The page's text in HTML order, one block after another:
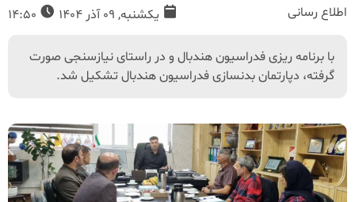
اطلاع رسانی یکشنبه, 09 آذر 1404
با برنامه ریزی فدراسیون هندبال و در راستای نیازسنجی صورت
گرفته، دپارتمان بدنسازی فدراسیون هندبال تشکیل شد.